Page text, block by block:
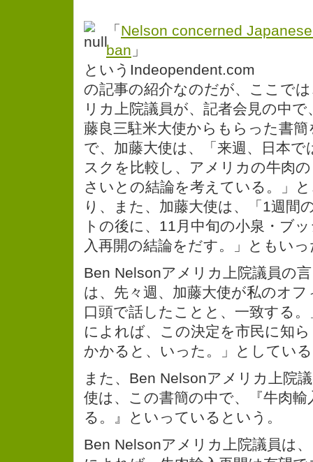
「 Nelson concerned
ban 」
というIndeopendent.com
の記事の紹介なのだが、ここで
リカ上院議員が、記者会見の中
藤良三駐米大使からもらった書
で、加藤大使は、「来週、日本
スクを比較し、アメリカの牛肉
さいとの結論を考えている。」
り、また、加藤大使は、「1週間
トの後に、11月中旬の小泉・ブ
入再開の結論をだす。」ともい
Ben Nelsonアメリカ上院議員の
は、先々週、加藤大使が私のオ
口頭で話したことと、一致する
によれば、この決定を市民に知
かかると、いった。」としてい
また、Ben Nelsonアメリカ上院
使は、この書簡の中で、『牛肉
る。』といっているという。
Ben Nelsonアメリカ上院議員は